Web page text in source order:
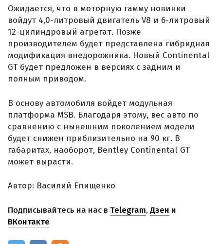
Ожидается, что в моторную гамму новинки
войдут 4,0-литровый двигатель V8 и 6-литровый
12-цилиндровый агрегат. Позже
производителем будет представлена гибридная
модификация внедорожника. Новый Continental
GT будет предложен в версиях с задним и
полным приводом.
В основу автомобиля войдет модульная
платформа MSB. Благодаря этому, вес авто по
сравнению с нынешним поколением модели
будет снижен приблизительно на 90 кг. В
габаритах, наоборот, Bentley Continental GT
может вырасти.
Автор: Василий Епищенко
Подписывайтесь на нас в Telegram,Дзен и
ВКонтакте